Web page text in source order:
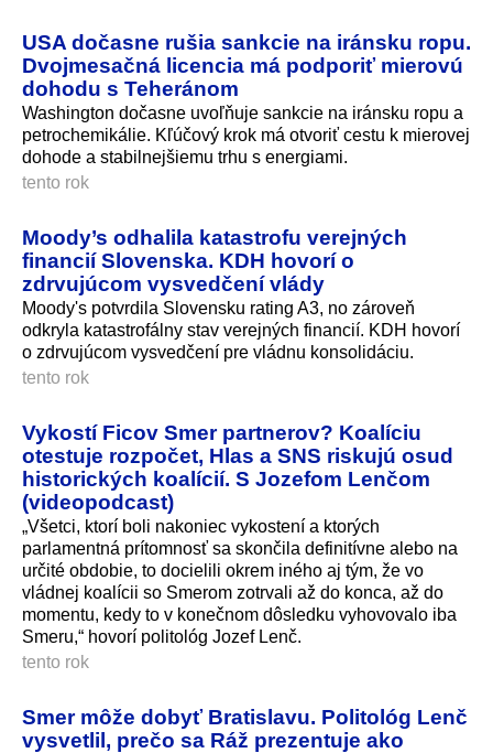
USA dočasne rušia sankcie na iránsku ropu.
Dvojmesačná licencia má podporiť mierovú
dohodu s Teheránom
Washington dočasne uvoľňuje sankcie na iránsku ropu a
petrochemikálie. Kľúčový krok má otvoriť cestu k mierovej
dohode a stabilnejšiemu trhu s energiami.
tento rok
Moody’s odhalila katastrofu verejných
financií Slovenska. KDH hovorí o
zdrvujúcom vysvedčení vlády
Moody's potvrdila Slovensku rating A3, no zároveň
odkryla katastrofálny stav verejných financií. KDH hovorí
o zdrvujúcom vysvedčení pre vládnu konsolidáciu.
tento rok
Vykostí Ficov Smer partnerov? Koalíciu
otestuje rozpočet, Hlas a SNS riskujú osud
historických koalícií. S Jozefom Lenčom
(videopodcast)
„Všetci, ktorí boli nakoniec vykostení a ktorých
parlamentná prítomnosť sa skončila definitívne alebo na
určité obdobie, to docielili okrem iného aj tým, že vo
vládnej koalícii so Smerom zotrvali až do konca, až do
momentu, kedy to v konečnom dôsledku vyhovovalo iba
Smeru,“ hovorí politológ Jozef Lenč.
tento rok
Smer môže dobyť Bratislavu. Politológ Lenč
vysvetlil, prečo sa Ráž prezentuje ako